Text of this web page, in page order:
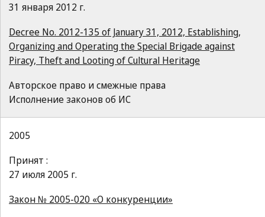
31 января 2012 г.
Decree No. 2012-135 of January 31, 2012, Establishing,
Organizing and Operating the Special Brigade against
Piracy, Theft and Looting of Cultural Heritage
Авторское право и смежные права
Исполнение законов об ИС
2005
Принят :
27 июля 2005 г.
Закон № 2005-020 «О конкуренции»